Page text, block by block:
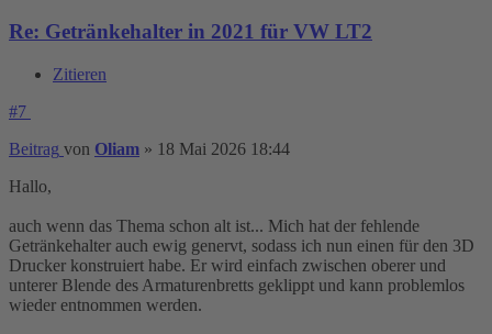
Re: Getränkehalter in 2021 für VW LT2
Zitieren
#7
Beitrag von Oliam » 18 Mai 2026 18:44
Hallo,
auch wenn das Thema schon alt ist... Mich hat der fehlende
Getränkehalter auch ewig genervt, sodass ich nun einen für den 3D
Drucker konstruiert habe. Er wird einfach zwischen oberer und
unterer Blende des Armaturenbretts geklippt und kann problemlos
wieder entnommen werden.